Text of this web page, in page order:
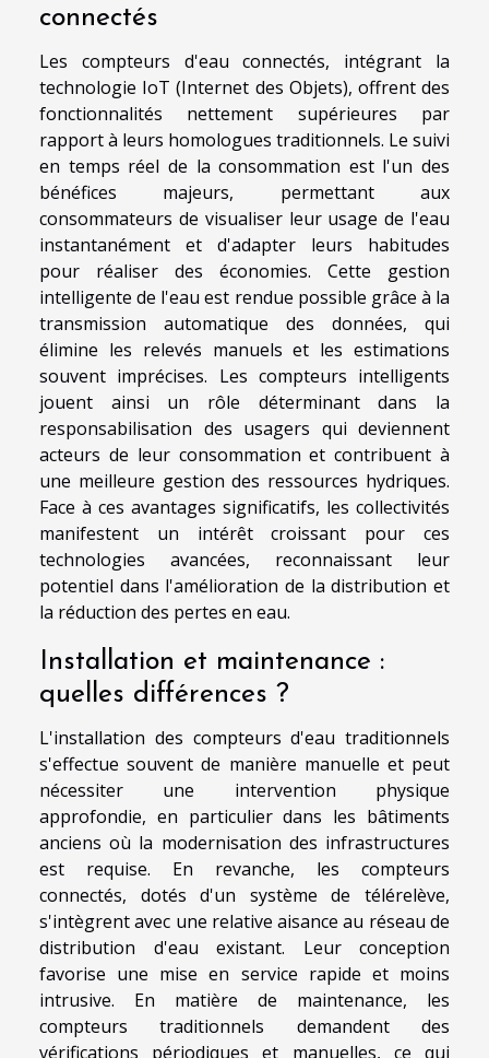
connectés
Les compteurs d'eau connectés, intégrant la
technologie IoT (Internet des Objets), offrent des
fonctionnalités nettement supérieures par
rapport à leurs homologues traditionnels. Le suivi
en temps réel de la consommation est l'un des
bénéfices majeurs, permettant aux
consommateurs de visualiser leur usage de l'eau
instantanément et d'adapter leurs habitudes
pour réaliser des économies. Cette gestion
intelligente de l'eau est rendue possible grâce à la
transmission automatique des données, qui
élimine les relevés manuels et les estimations
souvent imprécises. Les compteurs intelligents
jouent ainsi un rôle déterminant dans la
responsabilisation des usagers qui deviennent
acteurs de leur consommation et contribuent à
une meilleure gestion des ressources hydriques.
Face à ces avantages significatifs, les collectivités
manifestent un intérêt croissant pour ces
technologies avancées, reconnaissant leur
potentiel dans l'amélioration de la distribution et
la réduction des pertes en eau.
Installation et maintenance :
quelles différences ?
L'installation des compteurs d'eau traditionnels
s'effectue souvent de manière manuelle et peut
nécessiter une intervention physique
approfondie, en particulier dans les bâtiments
anciens où la modernisation des infrastructures
est requise. En revanche, les compteurs
connectés, dotés d'un système de télérelève,
s'intègrent avec une relative aisance au réseau de
distribution d'eau existant. Leur conception
favorise une mise en service rapide et moins
intrusive. En matière de maintenance, les
compteurs traditionnels demandent des
vérifications périodiques et manuelles, ce qui